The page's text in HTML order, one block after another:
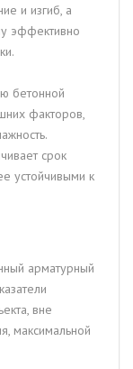
и изгиб, а
эффективно
бетонной
факторов,
срок
устойчивыми к
арматурный
вне
максимальной